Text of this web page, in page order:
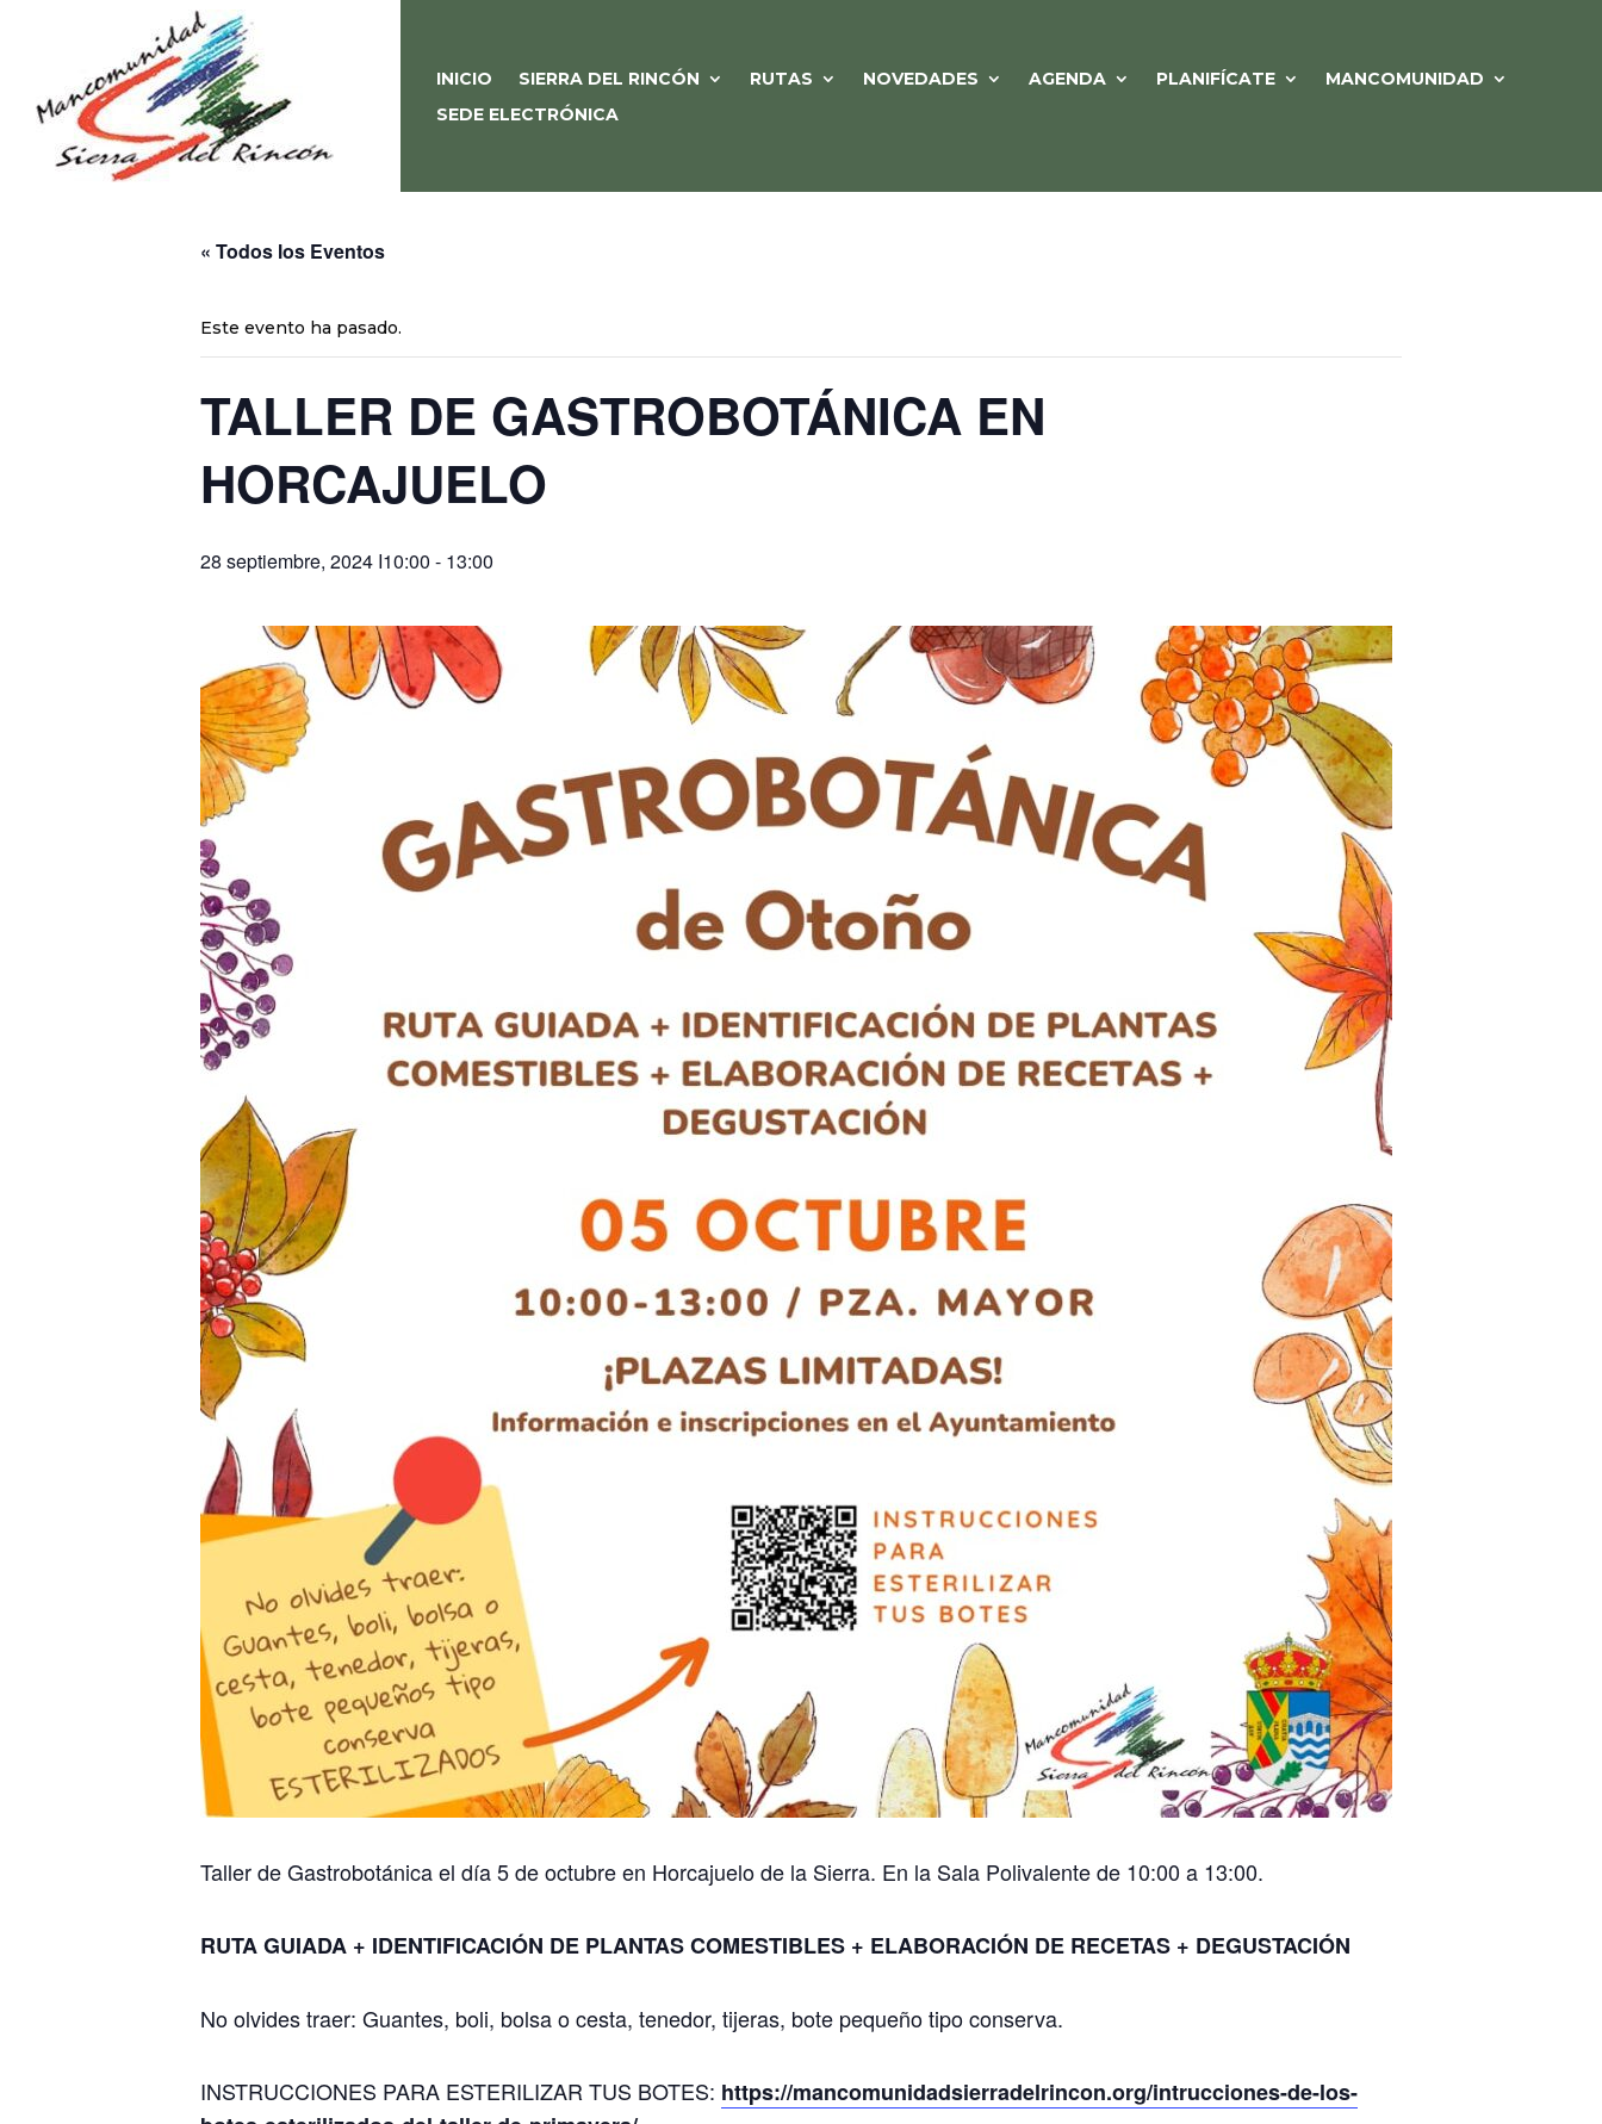
INICIO SIERRA DEL RINCÓN RUTAS NOVEDADES AGENDA PLANIFÍCATE
MANCOMUNIDAD
SEDE ELECTRÓNICA
« Todos los Eventos
Este evento ha pasado.
TALLER DE GASTROBOTÁNICA EN
HORCAJUELO
28 septiembre, 2024 I10:00 - 13:00
Taller de Gastrobotánica el día 5 de octubre en Horcajuelo de la Sierra. En la Sala Polivalente de 10:00 a 13:00.
RUTA GUIADA + IDENTIFICACIÓN DE PLANTAS COMESTIBLES + ELABORACIÓN DE RECETAS + DEGUSTACIÓN
No olvides traer: Guantes, boli, bolsa o cesta, tenedor, tijeras, bote pequeño tipo conserva.
INSTRUCCIONES PARA ESTERILIZAR TUS BOTES: https://mancomunidadsierradelrincon.org/intrucciones-de-los-